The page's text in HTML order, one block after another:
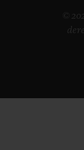
©